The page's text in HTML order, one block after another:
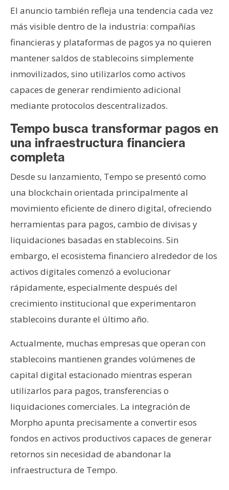
d
El anuncio también refleja una tendencia cada vez
más visible dentro de la industria: compañías
financieras y plataformas de pagos ya no quieren
mantener saldos de stablecoins simplemente
inmovilizados, sino utilizarlos como activos
capaces de generar rendimiento adicional
mediante protocolos descentralizados.
Tempo busca transformar pagos en
una infraestructura financiera
completa
Desde su lanzamiento, Tempo se presentó como
una blockchain orientada principalmente al
movimiento eficiente de dinero digital, ofreciendo
herramientas para pagos, cambio de divisas y
liquidaciones basadas en stablecoins. Sin
embargo, el ecosistema financiero alrededor de los
activos digitales comenzó a evolucionar
rápidamente, especialmente después del
crecimiento institucional que experimentaron
stablecoins durante el último año.
Actualmente, muchas empresas que operan con
stablecoins mantienen grandes volúmenes de
capital digital estacionado mientras esperan
utilizarlos para pagos, transferencias o
liquidaciones comerciales. La integración de
Morpho apunta precisamente a convertir esos
fondos en activos productivos capaces de generar
retornos sin necesidad de abandonar la
infraestructura de Tempo.